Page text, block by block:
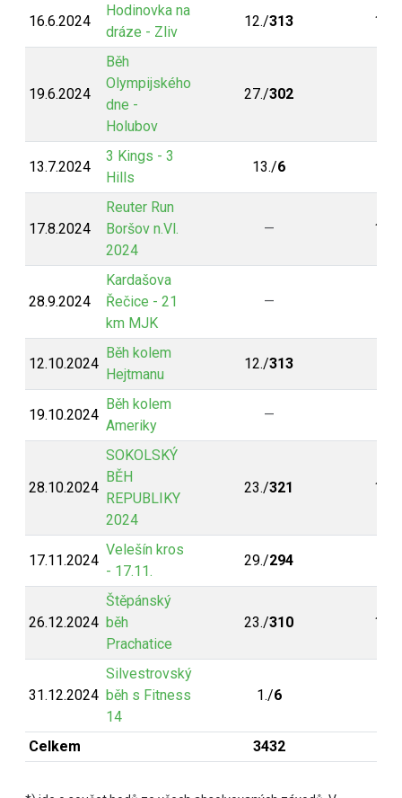
16.6.2024
Hodinovka na
dráze - Zliv
12./313 10./
19.6.2024
Běh
Olympijského
dne -
Holubov
27./302
13.7.2024
3 Kings - 3
Hills
13./6
17.8.2024
Reuter Run
Boršov n.Vl.
2024
— 14./
28.9.2024
Kardašova
Řečice - 21
km MJK
—
12.10.2024
Běh kolem
Hejtmanu
12./313
19.10.2024
Běh kolem
Ameriky
—
28.10.2024
SOKOLSKÝ
BĚH
REPUBLIKY
2024
23./321 13./
17.11.2024
Velešín kros
- 17.11.
29./294
26.12.2024
Štěpánský
běh
Prachatice
23./310 13./
31.12.2024
Silvestrovský
běh s Fitness
14
1./6
Celkem 3432